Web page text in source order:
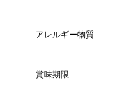
アレルギー物質
賞味期限